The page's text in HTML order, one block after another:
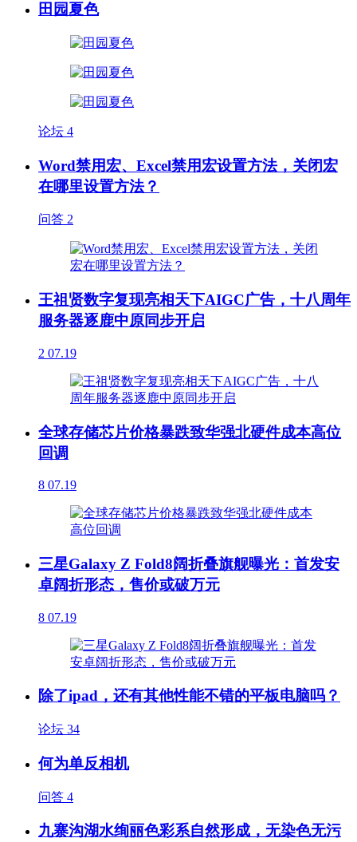
田园夏色
论坛 4
Word禁用宏、Excel禁用宏设置方法，关闭宏
在哪里设置方法？
问答 2
王祖贤数字复现亮相天下AIGC广告，十八周年
服务器逐鹿中原同步开启
2 07.19
全球存储芯片价格暴跌致华强北硬件成本高位
回调
8 07.19
三星Galaxy Z Fold8阔折叠旗舰曝光：首发安
卓阔折形态，售价或破万元
8 07.19
除了ipad，还有其他性能不错的平板电脑吗？
论坛 34
何为单反相机
问答 4
九寨沟湖水绚丽色彩系自然形成，无染色无污